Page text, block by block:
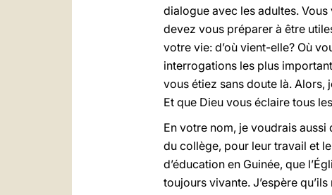
dialogue avec les adultes.
devez vous préparer à être
votre vie: d’où vient-elle? Où
interrogations les plus
vous étiez sans doute là.
Et que Dieu vous éclaire tous
En votre nom, je voudrais
du collège, pour leur travail et
d’éducation en Guinée, que
toujours vivante. J’espère